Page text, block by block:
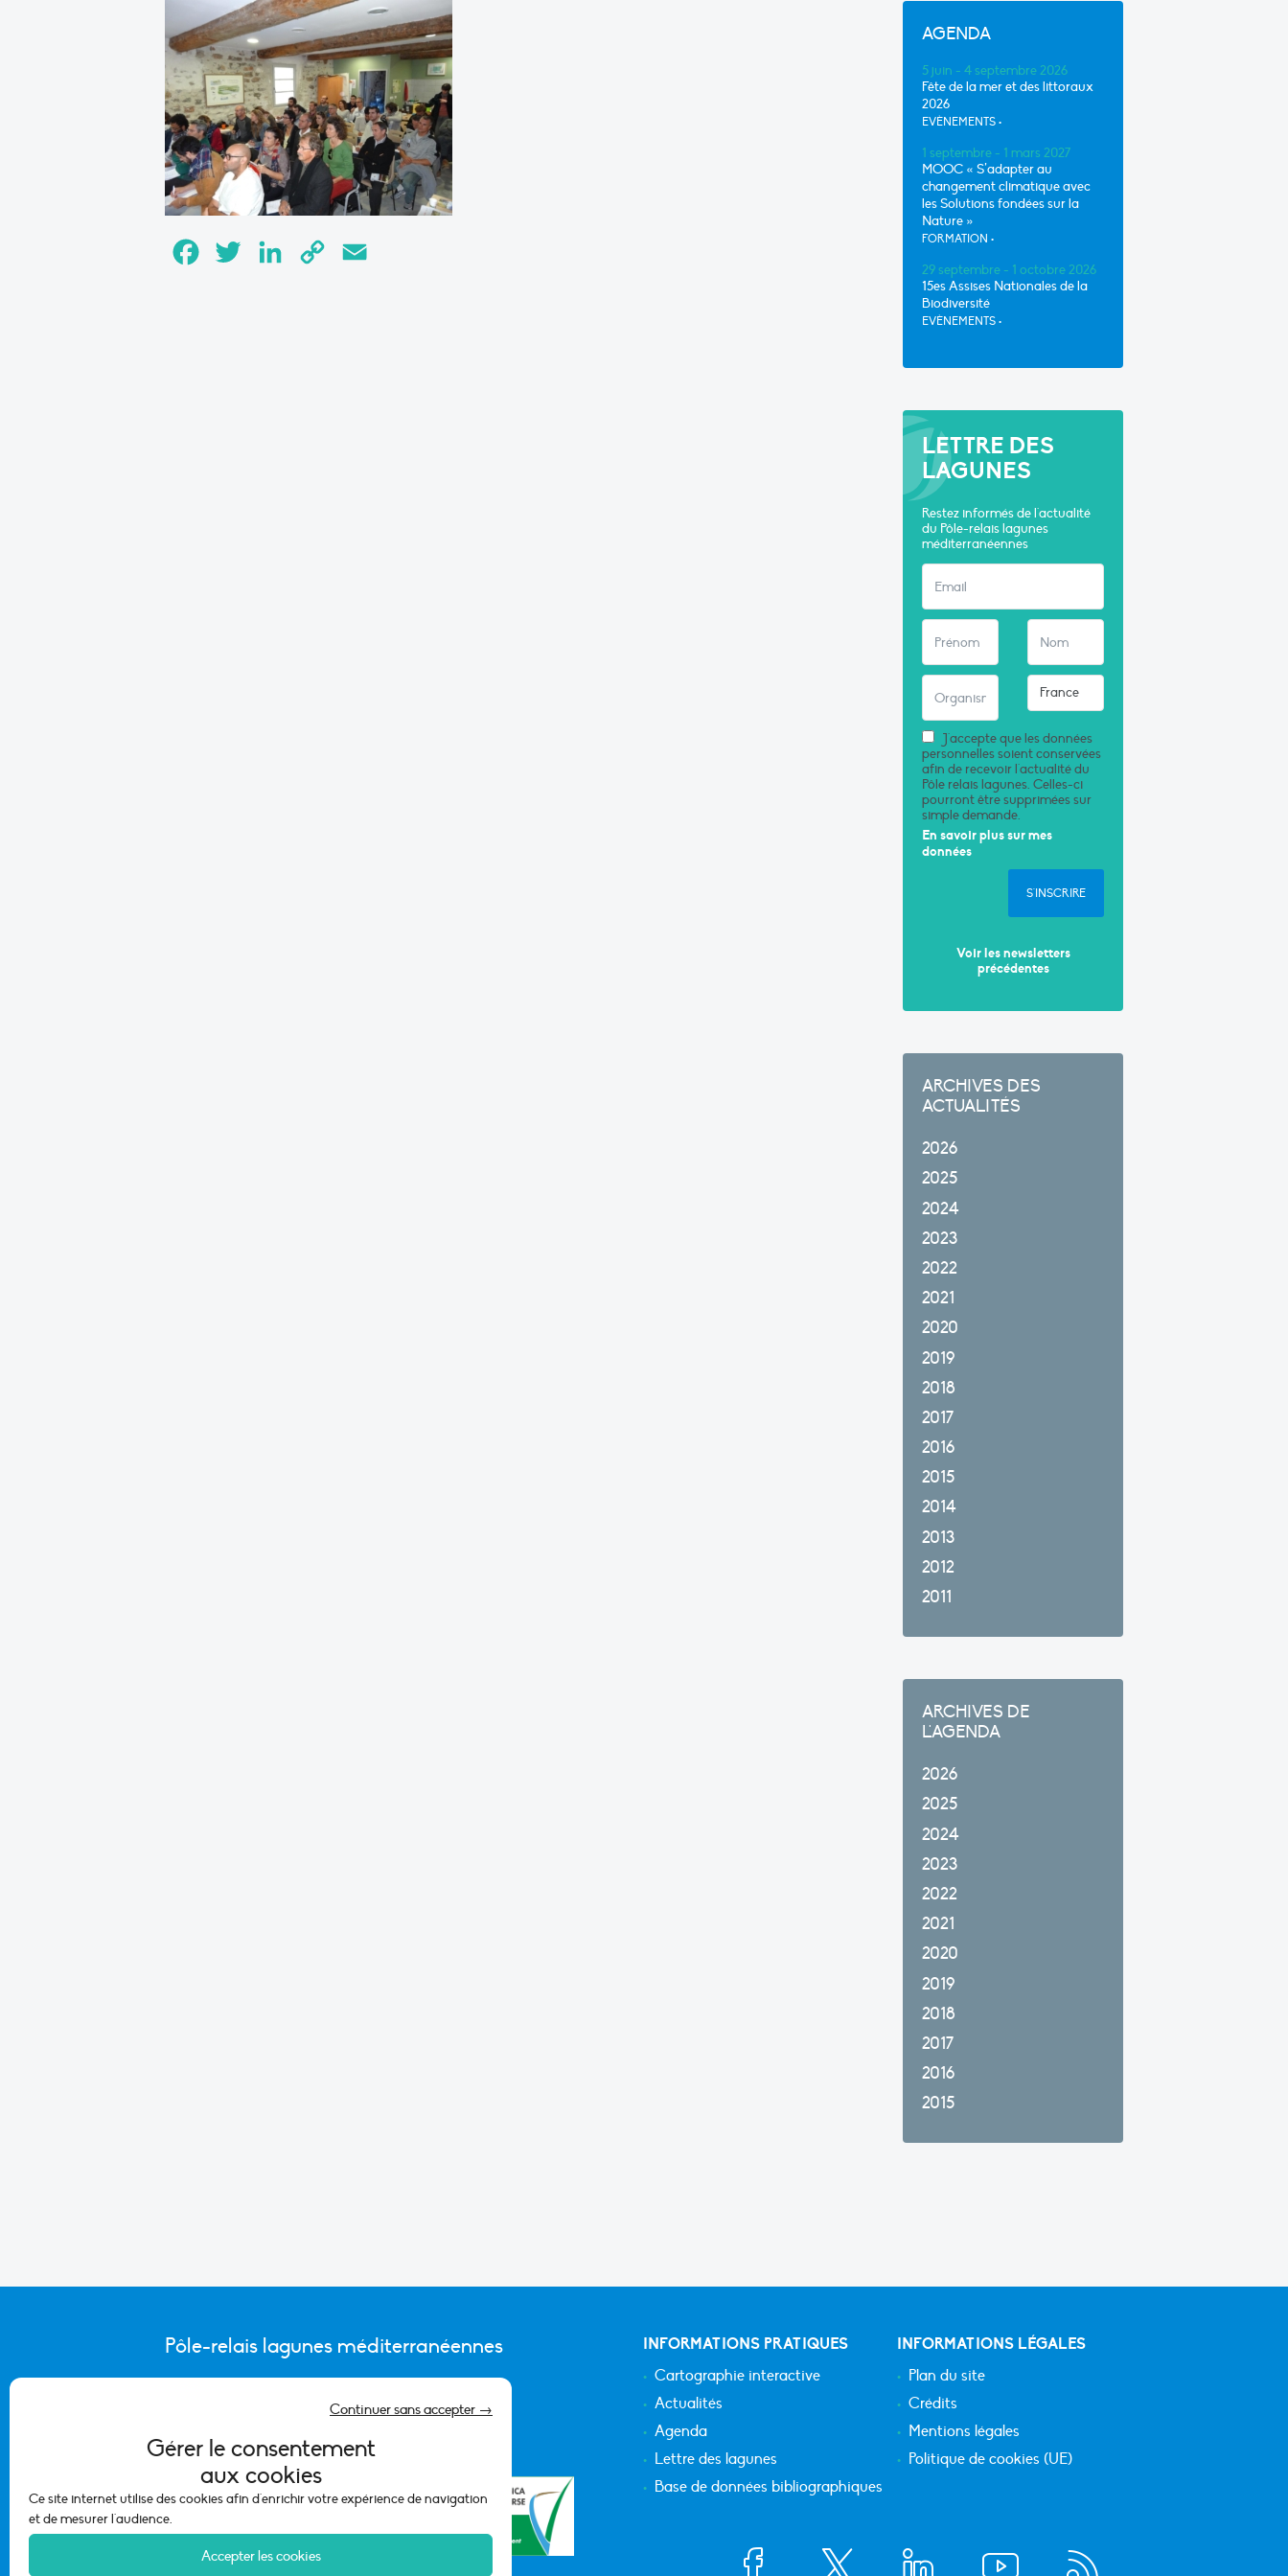
Gérer le consentement
aux cookies
Ce site internet utilise des cookies afin d'enrichir votre expérience de navigation
et de mesurer l'audience.
Accepter les cookies
Continuer sans accepter →
FacebookTwitter LinkedInCopy
AGENDA
5 juin - 4 septembre 2026
Fête de la mer et des littoraux
2026
EVÈNEMENTS •
1 septembre - 1 mars 2027
MOOC « S’adapter au
changement climatique avec
les Solutions fondées sur la
Nature »
FORMATION •
29 septembre - 1 octobre 2026
15es Assises Nationales de la
Biodiversité
EVÈNEMENTS •
LETTRE DES
LAGUNES
Restez informés de l'actualité
du Pôle-relais lagunes
méditerranéennes
J'accepte que les données
personnelles soient conservées
afin de recevoir l'actualité du
Pôle relais lagunes. Celles-ci
pourront être supprimées sur
simple demande.
En savoir plus sur mes
données
S'INSCRIRE
Voir les newsletters
précédentes
ARCHIVES DES
ACTUALITÉS
2026
2025
2024
2023
2022
2021
2020
2019
2018
2017
2016
2015
2014
2013
2012
2011
ARCHIVES DE
L'AGENDA
2026
2025
2024
2023
2022
2021
2020
2019
2018
2017
2016
2015
Pôle-relais lagunes méditerranéennes
CONTACTER L’ÉQUIPE DU PÔLE
INFORMATIONS PRATIQUES
Cartographie interactive
Actualités
Agenda
Lettre des lagunes
Base de données bibliographiques
INFORMATIONS LÉGALES
Plan du site
Crédits
Mentions légales
Politique de cookies (UE)